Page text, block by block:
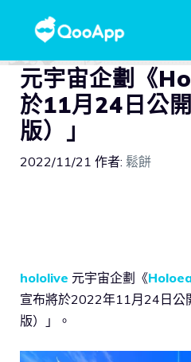
元宇宙企劃《
於11月24日公
版）」
2022/11/21 作者: 鬆餅
hololive 元宇宙企劃《
宣布將於2022年11月24日公
版）」。